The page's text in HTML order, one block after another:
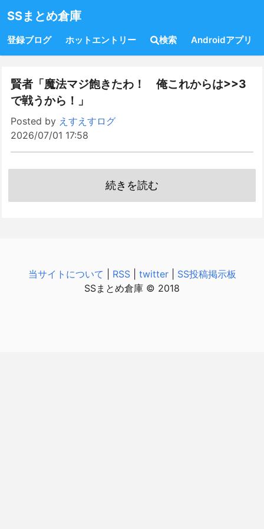
SSまとめ倉庫
登録ブログ ホットエントリー 検索 Androidアプリ
賢者「魔法マジ飽きたわ！ 俺これからは>>3
で戦うから！」
Posted by えすえすログ
2026/07/01 17:58
続きを読む
当サイトについて RSS| twitter| SS投稿掲示板
SSまとめ倉庫 © 2018